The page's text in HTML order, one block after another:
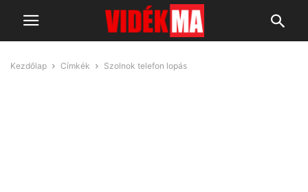
Kezdőlap Címkék Szolnok telefon lopás